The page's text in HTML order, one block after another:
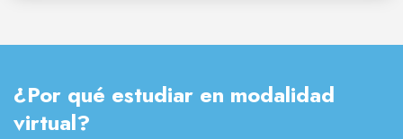
¿Por qué estudiar en modalidad
virtual?